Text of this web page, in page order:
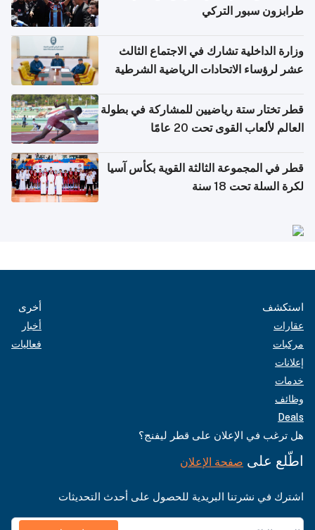
طرابزون سبور التركي
وزارة الداخلية تشارك في الاجتماع الثالث
عشر لرؤساء الاتحادات الرياضية الشرطية
قطر تختار ستة رياضيين للمشاركة في بطولة
العالم لألعاب القوى تحت 20 عامًا
قطر في المجموعة الثالثة القوية بكأس آسيا
لكرة السلة تحت 18 سنة
استكشف
عقارات
مركبات
إعلانات
خدمات
وظائف
Deals
أخرى
أخبار
فعاليات
هل ترغب في الإعلان على قطر ليفنج؟
اطّلع على صفحة الإعلان
اشترك في نشرتنا البريدية للحصول على أحدث التحديثات